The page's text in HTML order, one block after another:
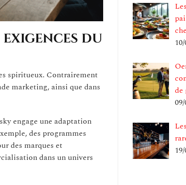
du
spiritueux. Contrairement
marketing, ainsi que dans
engage une adaptation
des programmes
des marques et
dans un univers
de